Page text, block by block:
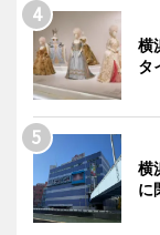
横
タ
横
に